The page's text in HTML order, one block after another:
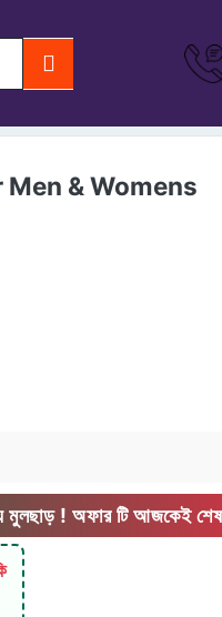
& Womens
টি আজকেই শেষ দিন